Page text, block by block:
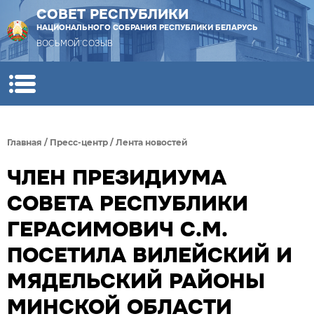
СОВЕТ РЕСПУБЛИКИ
НАЦИОНАЛЬНОГО СОБРАНИЯ РЕСПУБЛИКИ БЕЛАРУСЬ
ВОСЬМОЙ СОЗЫВ
Главная / Пресс-центр / Лента новостей
ЧЛЕН ПРЕЗИДИУМА
СОВЕТА РЕСПУБЛИКИ
ГЕРАСИМОВИЧ С.М.
ПОСЕТИЛА ВИЛЕЙСКИЙ И
МЯДЕЛЬСКИЙ РАЙОНЫ
МИНСКОЙ ОБЛАСТИ